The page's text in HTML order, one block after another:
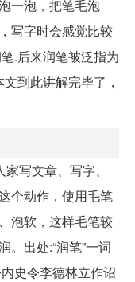
一泡，把笔毛泡
写字时会感觉比较
.后来润笔被泛指为
到此讲解完毕了，
写文章、写字、
个动作，使用毛笔
泡软，这样毛笔较
。出处:“润笔”一词
史令李德林立作诏